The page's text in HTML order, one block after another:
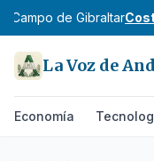
Campo de Gibraltar
La Voz de
Economía